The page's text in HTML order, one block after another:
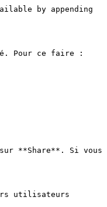
by appending
Pour ce faire :
**Share**. Si vous
utilisateurs